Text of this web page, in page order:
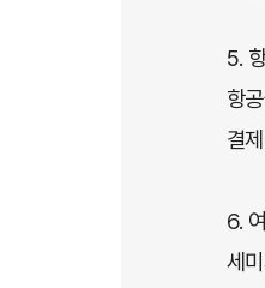
5.
항
결
6.
세